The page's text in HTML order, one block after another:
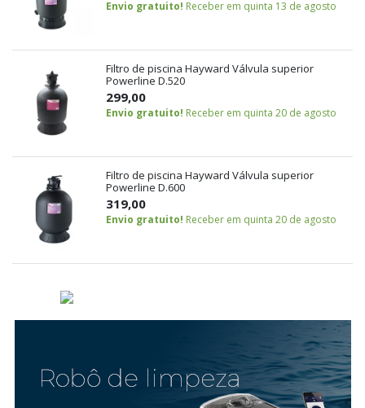
Envio gratuito! Receber em quinta 13 de agosto
Filtro de piscina Hayward Válvula superior
Powerline D.520
299,00
Envio gratuito! Receber em quinta 20 de agosto
Filtro de piscina Hayward Válvula superior
Powerline D.600
319,00
Envio gratuito! Receber em quinta 20 de agosto